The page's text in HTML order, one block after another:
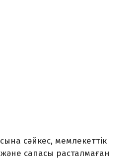
сәйкес, мемлекеттік
сапасы расталмаған